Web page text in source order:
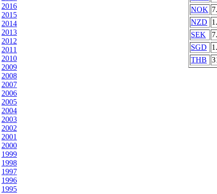
2016
2015
2014
2013
2012
2011
2010
2009
2008
2007
2006
2005
2004
2003
2002
2001
2000
1999
1998
1997
1996
1995
NOK
NZD
SEK
SGD
THB